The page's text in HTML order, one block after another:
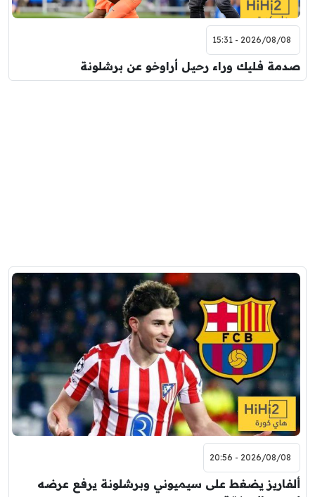
2026/08/08 - 15:31
صدمة فليك وراء رحيل أراوخو عن برشلونة
2026/08/08 - 20:56
ألفاريز يضغط على سيميوني وبرشلونة يرفع عرضه